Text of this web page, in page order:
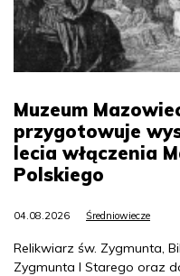
Muzeum
przygotowuje
lecia włączenia
Polskiego
04.08.2026 Średniowiecze
Relikwiarz św. Zygmunta,
Zygmunta I Starego oraz